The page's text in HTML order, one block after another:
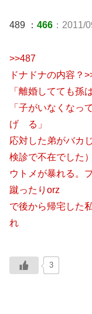
489 ： 466 ：2011/
>>487
ドナドナの内容？
「離婚してても孫
「子がいなくな
げ る」
応対した弟がバカ
検診で不在でした）
ウトメが暴れる。
蹴ったりorz
で後から帰宅した
れ
3